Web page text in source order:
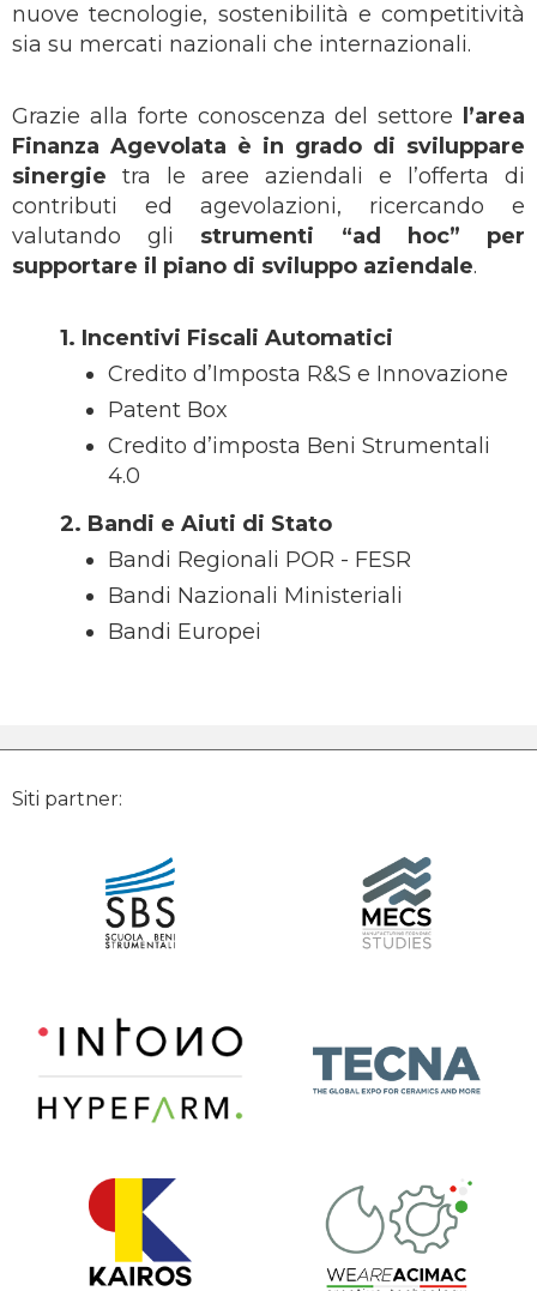
nuove tecnologie, sostenibilità e competitività
sia su mercati nazionali che internazionali.
Grazie alla forte conoscenza del settore
l’area
Finanza Agevolata è in grado di sviluppare
sinergie tra le aree aziendali e l’offerta di
contributi ed agevolazioni, ricercando e
valutando gli strumenti “ad hoc” per
supportare il piano di sviluppo aziendale.
1. Incentivi Fiscali Automatici
Credito d’Imposta R&S e Innovazione
Patent Box
Credito d’imposta Beni Strumentali
4.0
2. Bandi e Aiuti di Stato
Bandi Regionali POR - FESR
Bandi Nazionali Ministeriali
Bandi Europei
Siti partner: